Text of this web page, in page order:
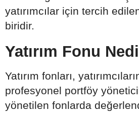
yatırımcılar için tercih
biridir.
Yatırım Fonu
Yatırım fonları,
profesyonel portföy
yönetilen fonlarda